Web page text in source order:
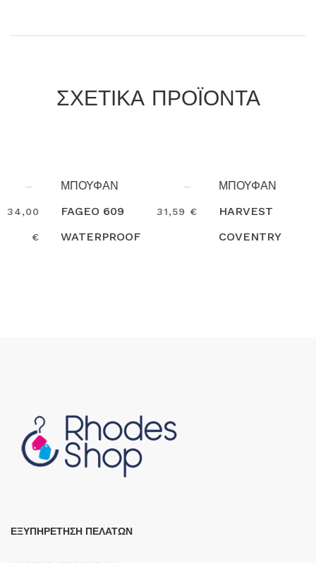
ΣΧΕΤΙΚΑ ΠΡΟΪΟΝΤΑ
ΜΠΟΥΦΑΝ
FAGEO 609
WATERPROOF
31,59 €
Search
ΜΠΟΥΦΑΝ
HARVEST
COVENTRY
130,00
ΕΞΥΠΗΡΕΤΗΣΗ ΠΕΛΑΤΩΝ